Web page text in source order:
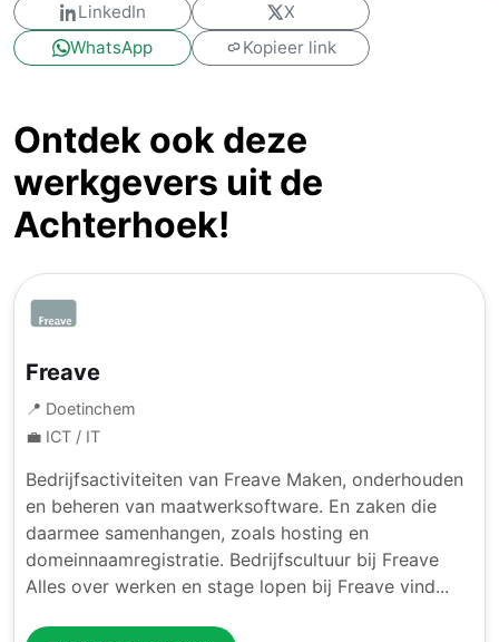
LinkedIn
X
WhatsApp
Kopieer link
Ontdek ook deze
werkgevers uit de
Achterhoek!
Freave
📍 Doetinchem
💼 ICT / IT
Bedrijfsactiviteiten van Freave Maken, onderhouden
en beheren van maatwerksoftware. En zaken die
daarmee samenhangen, zoals hosting en
domeinnaamregistratie. Bedrijfscultuur bij Freave
Alles over werken en stage lopen bij Freave vind...